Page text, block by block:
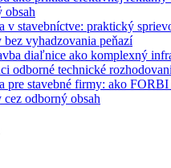
v stavebníctve: praktický
bez vyhadzovania peňazí
pre stavebné firmy: ako
cez odborný obsah